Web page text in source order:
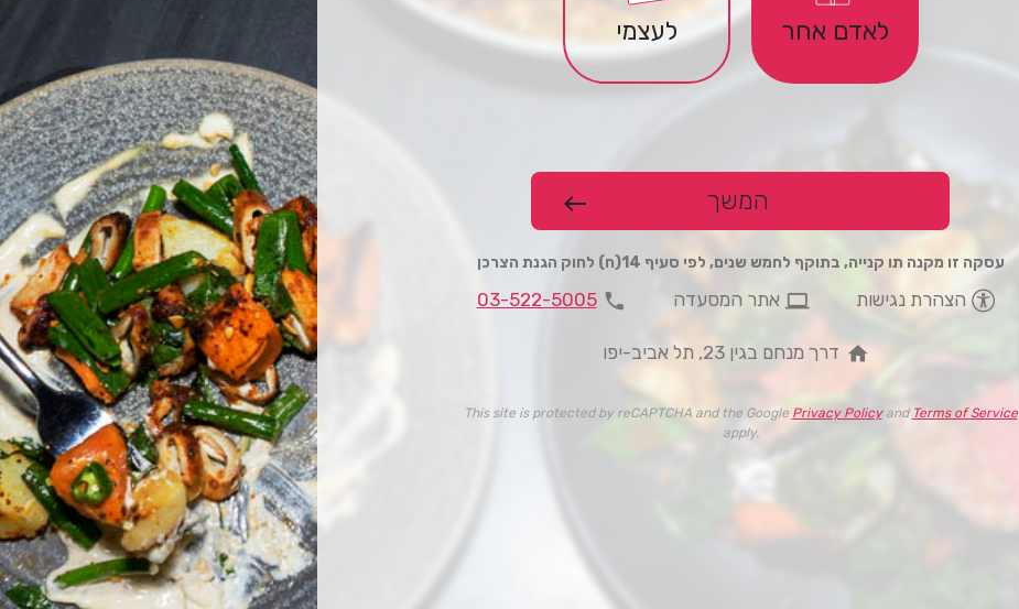
לאדם אחר לעצמי
המשך west
עסקה זו מקנה תו קנייה, בתוקף לחמש שנים, לפי סעיף 14(ח) לחוק הגנת הצרכן
הצהרת נגישות computer אתר המסעדה phone
03-522-5005
home דרך מנחם בגין 23, תל אביב-יפו
This site is protected by reCAPTCHA and the Google Privacy Policyand Terms of Service
apply.